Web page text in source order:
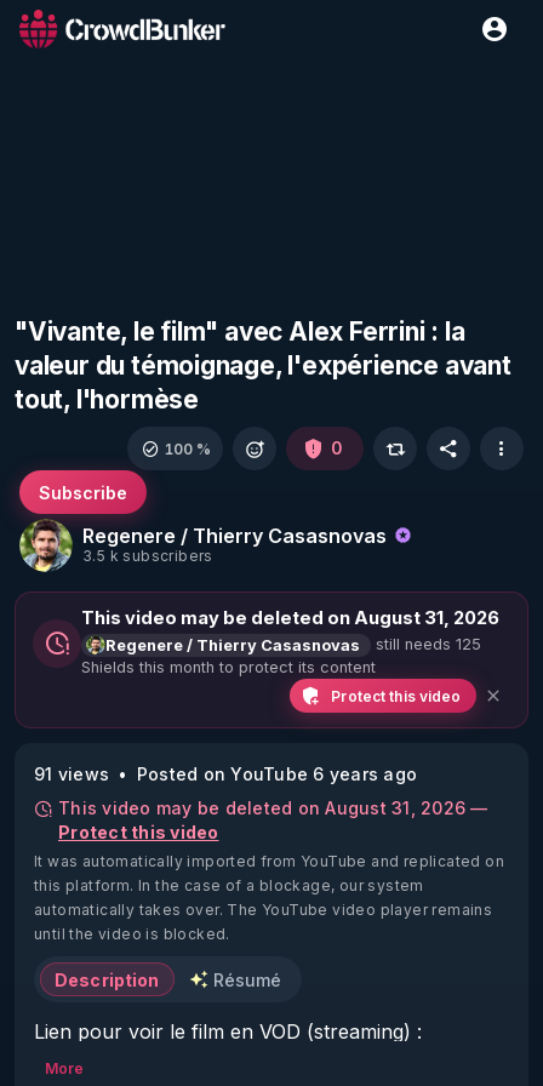
"Vivante, le film" avec Alex Ferrini : la
valeur du témoignage, l'expérience avant
tout, l'hormèse
Regenere / Thierry Casasnovas
3.5 k subscribers
Subscribe
100 % 0
This video may be deleted on August 31, 2026
Regenere / Thierry Casasnovas
still needs 125
Shields this month to protect its content
Protect this video
91 views
Posted on YouTube 6 years ago
This video may be deleted on August 31, 2026 —
Protect this video
It was automatically imported from YouTube and replicated on
this platform. In the case of a blockage, our system
automatically takes over. The YouTube video player remains
until the video is blocked.
Description Résumé
https://vimeo.com/ondemand/vivante/379086340
More